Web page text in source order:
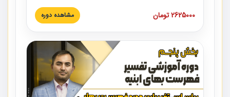
ردیف ها و مطالب فهرست بها تفسیر و ارائه شده است. این
دوره به صورت کامل تصویری بوده و به همراه تصاویر عملیات
دوره با کلام مهندس علیرضاحسین‌زاده مدیر پروژه مهندسی
مشاور در امر بازنگری فهرست بها رشته ابنیه ارائه شده و به تمام
همکارانی که در حوزه صنعت ساخت در حال فعالیت هستند حتما
توصیه می کنیم از مطالب این دوره استفاده نمایند.
2625000 تومان مشاهده دوره